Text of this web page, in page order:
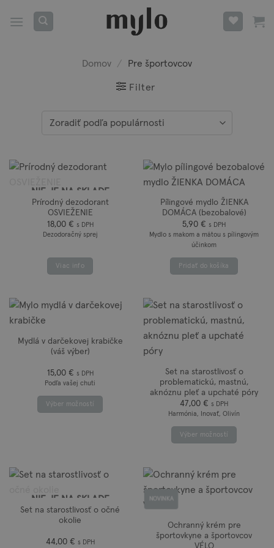
Domov / Pre športovcov
Filter
NIE JE NA SKLADE
Prírodný dezodorant
OSVIEŽENIE
18,00 € s DPH
Dezodoračný sprej
Viac info
Pílingové mydlo ŽIENKA
DOMÁCA (bezobalové)
5,90 € s DPH
Mydlo s makom a mätou s pílingovým
účinkom
Pridať do košíka
Mydlá v darčekovej krabičke
(váš výber)
15,00 € s DPH
Podľa vašej chuti
Výber možností
variantov.
si
môžete
vybrať
Set na starostlivosť o
problematickú, mastnú,
aknóznu pleť a upchaté póry
47,00 € s DPH
Harmónia, Inovať, Olivín
Výber možností
má
viacero
si
môžete
NIE JE NA SKLADE
Set na starostlivosť o očné
okolie
44,00 € s DPH
NOVINKA
Ochranný krém pre
športovkyne a športovcov
VÉLO